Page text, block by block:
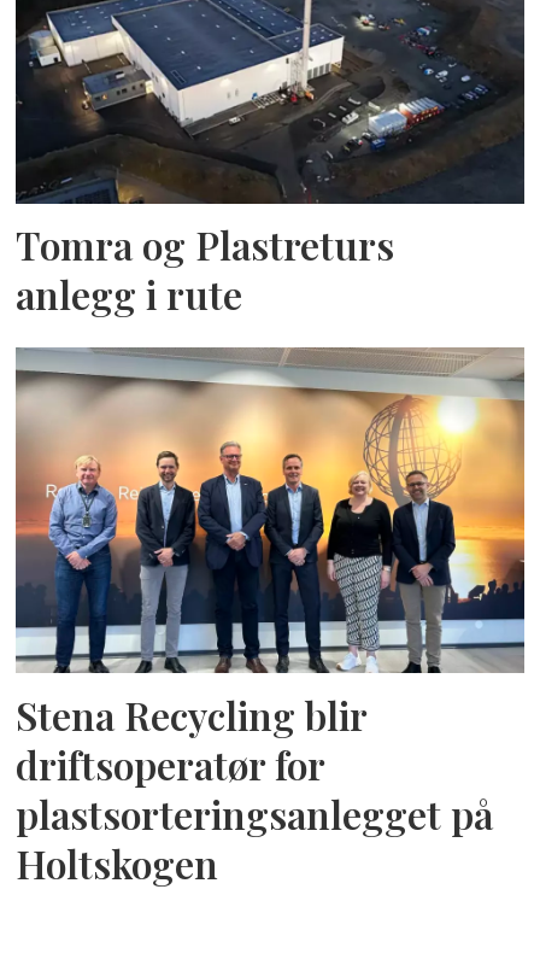
Tomra og Plastreturs
anlegg i rute
Stena Recycling blir
driftsoperatør for
plastsorteringsanlegget på
Holtskogen